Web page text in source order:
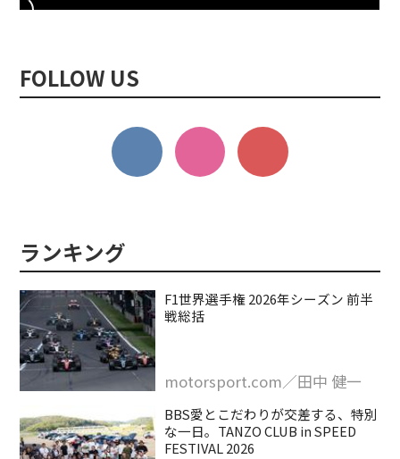
FOLLOW US
F1世界選手権 2026年シーズン 前半
戦総括
motorsport.com／田中 健一
BBS愛とこだわりが交差する、特別
な一日。TANZO CLUB in SPEED
FESTIVAL 2026